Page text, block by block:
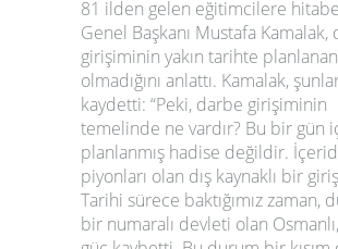
81 ilden gelen eğitimcilere
Genel Başkanı Mustafa Kamalak,
girişiminin yakın tarihte
olmadığını anlattı. Kamalak,
kaydetti: “Peki, darbe girişiminin
temelinde ne vardır? Bu bir gün
planlanmış hadise değildir.
piyonları olan dış kaynaklı bir
Tarihi sürece baktığımız zaman,
bir numaralı devleti olan